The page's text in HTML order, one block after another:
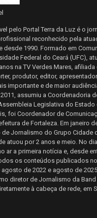
pelo Portal Terra da Luz é o
reconhecido pela
desde 1990. Formado em
Federal do Ceará (UFC),
na TV Verdes Mares, afiliada
produtor, editor,
importante e de maior
2011, assumiu a Coordenadoria
Legislativa do Estado
foi Coordenador de
de Fortaleza. Em janeiro
de Jornalismo do Grupo Cidade
atuou por 2 anos e meio. No
ar a primeira notícia e, desde
os conteúdos publicados
agosto de 2022 e agosto de
diretor de Jornalismo da Band
à cabeça de rede, em